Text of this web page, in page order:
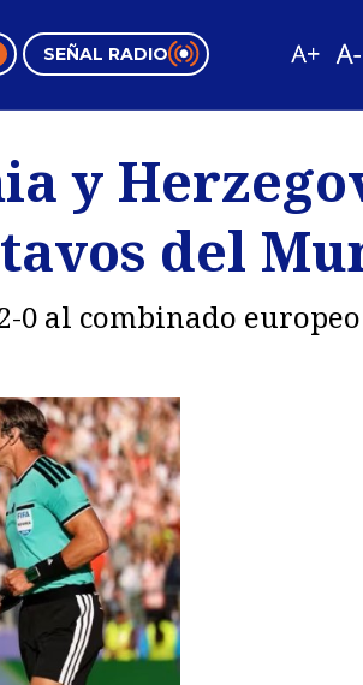
SEÑAL RADIO
Tendencias
Videos
y
del
al combinado